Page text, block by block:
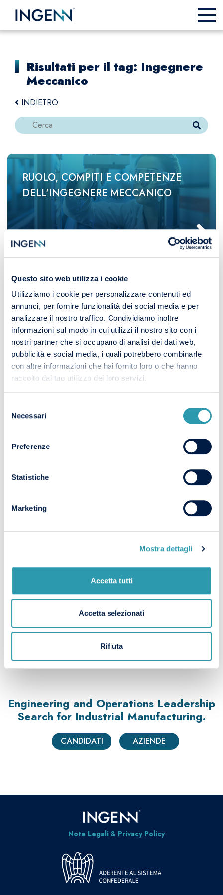
Questo sito web utilizza i cookie
Utilizziamo i cookie per personalizzare contenuti ed
annunci, per fornire funzionalità dei social media e per
analizzare il nostro traffico. Condividiamo inoltre
informazioni sul modo in cui utilizzi il nostro sito con i
nostri partner che si occupano di analisi dei dati web,
pubblicità e social media, i quali potrebbero combinarle
con altre informazioni che hai fornito loro o che hanno
raccolto dal tuo utilizzo dei loro servizi.
delNecessari
Preferenze
Statistiche
Marketing
Mostra dettagli
Accetta tutti
Accetta selezionati
Rifiuta
Risultati per il tag: Ingegnere
Meccanico
INDIETRO
RUOLO, COMPITI E COMPETENZE
DELL'INGEGNERE MECCANICO
RUOLO, COMPITI E COMPETENZE
DEL COMMISSIONING ENGINEER
COSA SI OCCUPA
INGENN NEWSLETTER
(In caso di mancata autorizzazione, la richiesta non potrà essere
Engineering and Operations Leadership
Search for Industrial Manufacturing.
CANDIDATI AZIENDE
Note Legali & Privacy Policy